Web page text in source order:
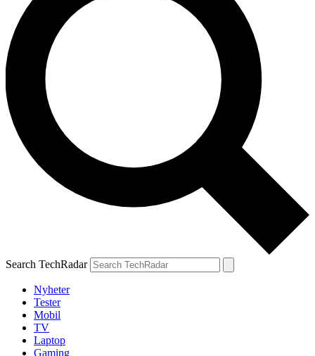
Search TechRadar
Nyheter
Tester
Mobil
TV
Laptop
Gaming